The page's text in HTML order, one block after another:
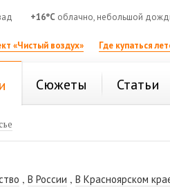
+16°C облачно, небольшой
«Чистый воздух» Где купаться
Сюжеты Статьи
,В России ,В Красноярском